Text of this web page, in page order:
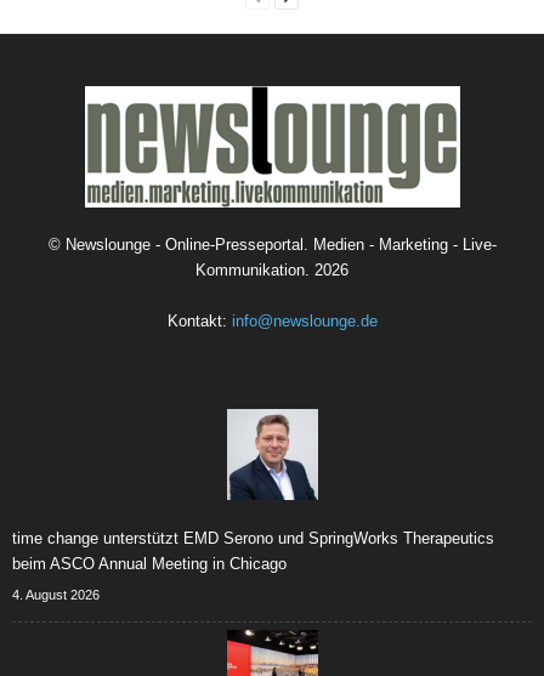
© Newslounge - Online-Presseportal. Medien - Marketing - Live-
Kommunikation. 2026
Kontakt: info@newslounge.de
time change unterstützt EMD Serono und SpringWorks Therapeutics
beim ASCO Annual Meeting in Chicago
4. August 2026